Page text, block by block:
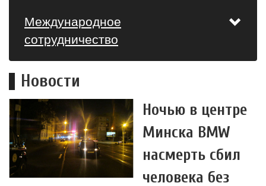
Международное
сотрудничество
Новости
Ночью в центре
Минска BMW
насмерть сбил
человека без